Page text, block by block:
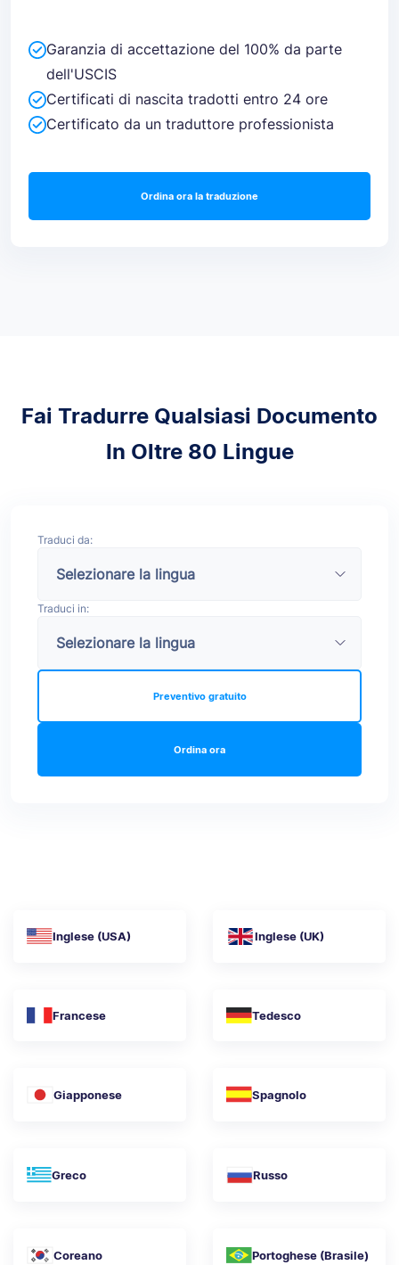
Garanzia di accettazione del 100% da parte
dell'USCIS
Certificati di nascita tradotti entro 24 ore
Certificato da un traduttore professionista
Ordina ora la traduzione
Fai Tradurre Qualsiasi Documento
In Oltre 80 Lingue
Traduci da:
Traduci in:
Ordina ora
Preventivo gratuito
Inglese (USA) Inglese (UK)
Francese Tedesco
Giapponese Spagnolo
Greco Russo
Coreano Portoghese (Brasile)